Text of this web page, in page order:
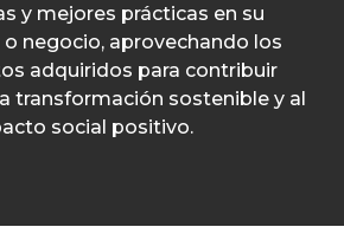
y mejores prácticas en su
negocio, aprovechando los
adquiridos para contribuir
transformación sostenible y al
social positivo.